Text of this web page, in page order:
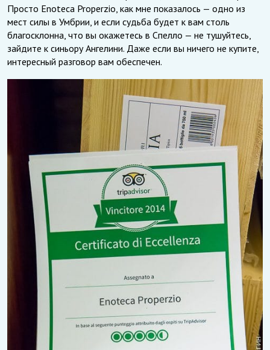
Просто Enoteca Properzio, как мне показалось — одно из
мест силы в Умбрии, и если судьба будет к вам столь
благосклонна, что вы окажетесь в Спелло — не тушуйтесь,
зайдите к синьору Ангелини. Даже если вы ничего не купите,
интересный разговор вам обеспечен.